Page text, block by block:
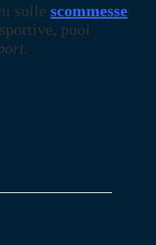
sulle scommesse
puoi